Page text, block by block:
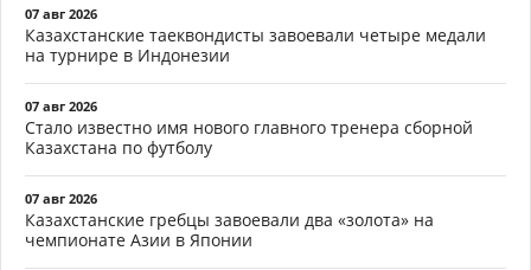
07 авг 2026
Казахстанские таеквондисты завоевали четыре медали
на турнире в Индонезии
07 авг 2026
Стало известно имя нового главного тренера сборной
Казахстана по футболу
07 авг 2026
Казахстанские гребцы завоевали два «золота» на
чемпионате Азии в Японии